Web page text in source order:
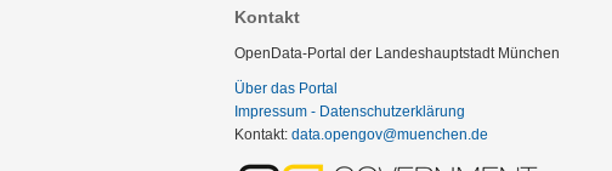
Kontakt
OpenData-Portal der Landeshauptstadt München
Über das Portal
Impressum - Datenschutzerklärung
Kontakt: data.opengov@muenchen.de